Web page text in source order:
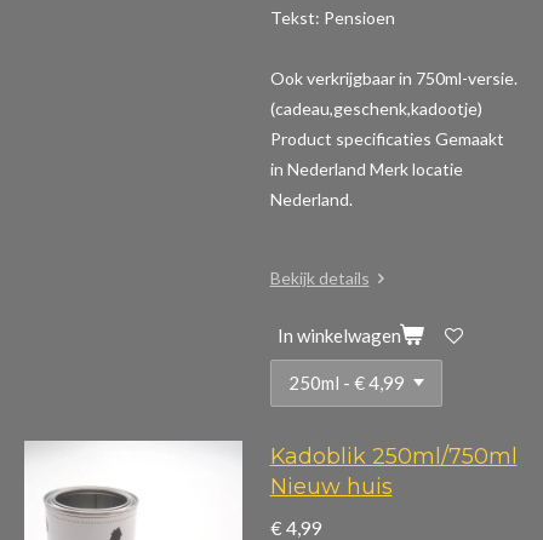
Tekst: Pensioen
Ook verkrijgbaar in 750ml-versie.
(cadeau,geschenk,kadootje)
Product specificaties Gemaakt
in Nederland Merk locatie
Nederland.
Bekijk details
In winkelwagen
Kadoblik 250ml/750ml
Nieuw huis
€ 4,99